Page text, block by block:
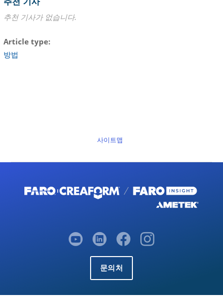
추천 기사가 없습니다.
Article type
방법
사이트맵
문의처